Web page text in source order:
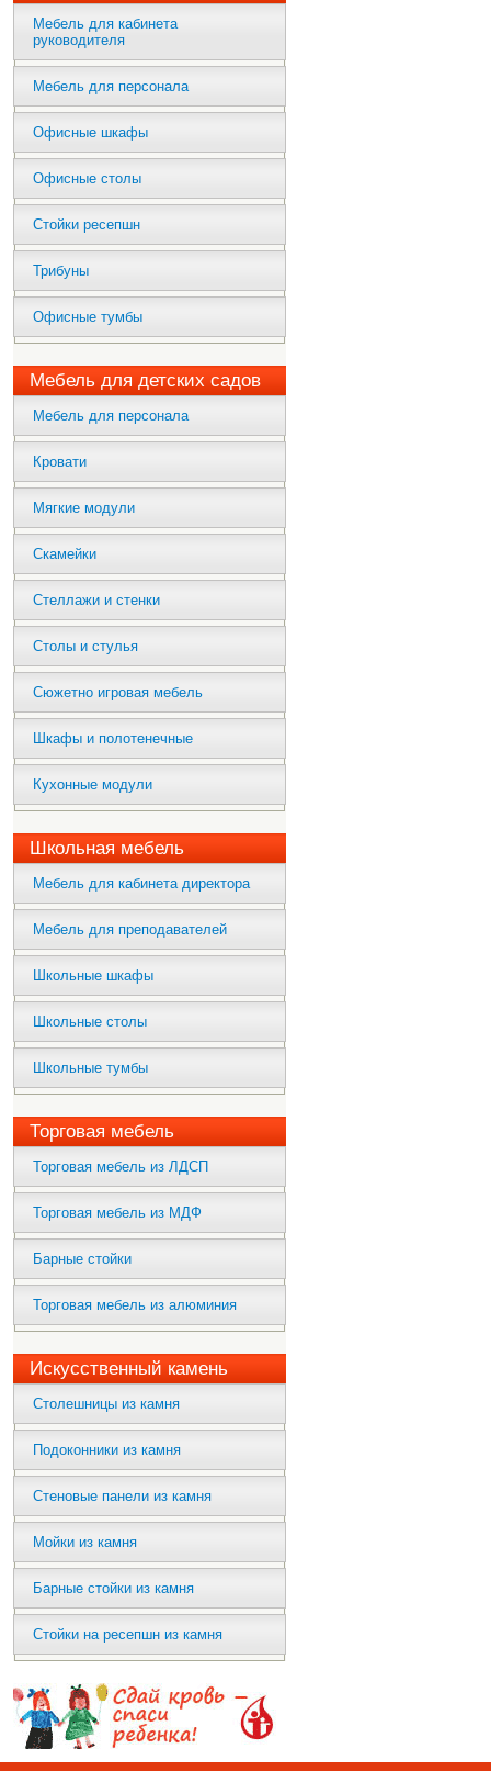
Мебель для кабинета
руководителя
Мебель для персонала
Офисные шкафы
Офисные столы
Стойки ресепшн
Трибуны
Офисные тумбы
Мебель для детских садов
Мебель для персонала
Кровати
Мягкие модули
Скамейки
Стеллажи и стенки
Столы и стулья
Сюжетно игровая мебель
Шкафы и полотенечные
Кухонные модули
Школьная мебель
Мебель для кабинета директора
Мебель для преподавателей
Школьные шкафы
Школьные столы
Школьные тумбы
Торговая мебель
Торговая мебель из ЛДСП
Торговая мебель из МДФ
Барные стойки
Торговая мебель из алюминия
Искусственный камень
Столешницы из камня
Подоконники из камня
Стеновые панели из камня
Мойки из камня
Барные стойки из камня
Стойки на ресепшн из камня